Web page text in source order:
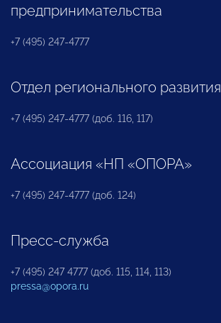
предпринимательства
+7 (495) 247-4777
Отдел регионального развития
+7 (495) 247-4777 (доб. 116, 117)
Ассоциация «НП «ОПОРА»
+7 (495) 247-4777 (доб. 124)
Пресс-служба
+7 (495) 247 4777 (доб. 115, 114, 113)
pressa@opora.ru